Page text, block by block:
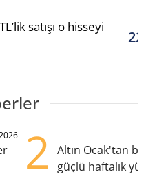
satışı o hisseyi
2
Altın Ocak'tan
güçlü haftalık